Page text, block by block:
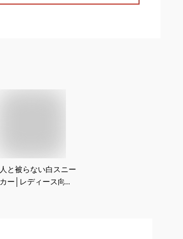
人と被らない白スニー
カー│レディース向け